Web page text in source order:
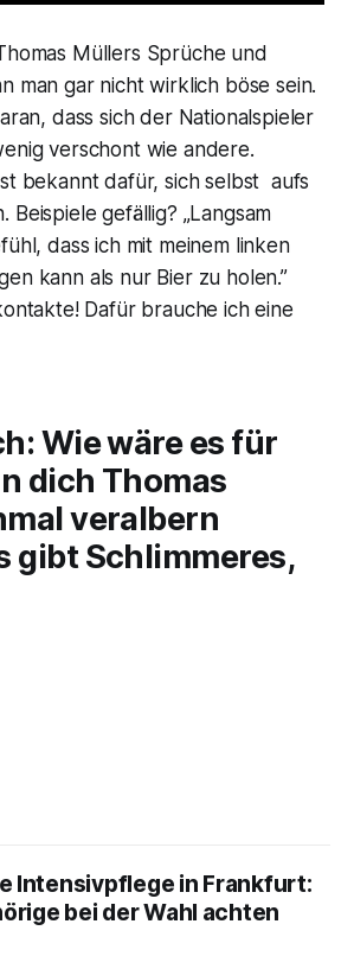
Müllers Sprüche und
man gar nicht wirklich böse sein.
dass sich der Nationalspieler
verschont wie andere.
bekannt dafür, sich selbst aufs
Beispiele gefällig? „Langsam
dass ich mit meinem linken
kann als nur Bier zu holen.”
Dafür brauche ich eine
Wie wäre es für
dich Thomas
veralbern
gibt Schlimmeres,
Intensivpflege in Frankfurt:
bei der Wahl achten